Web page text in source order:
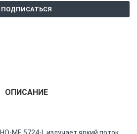
ПОДПИСАТЬСЯ
ОПИСАНИЕ